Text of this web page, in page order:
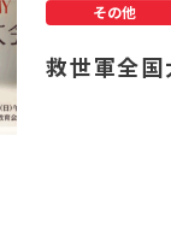
救世軍全
その他